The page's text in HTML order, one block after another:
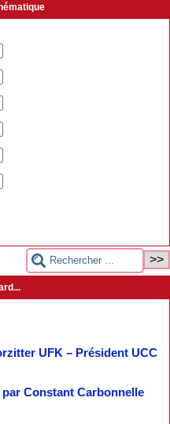
UFK – Président UCC
Constant Carbonnelle